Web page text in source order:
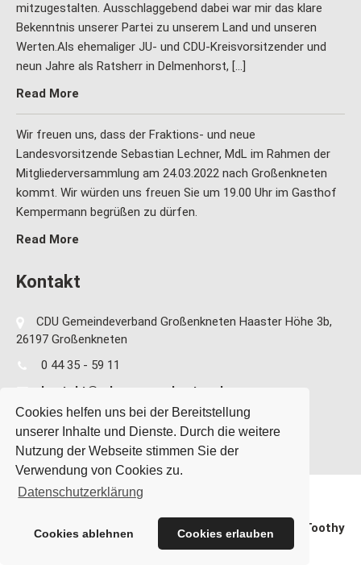
Cookies helfen uns bei der Bereitstellung
unserer Inhalte und Dienste. Durch die weitere
Nutzung der Webseite stimmen Sie der
Verwendung von Cookies zu.
Datenschutzerklärung
Cookies ablehnen Cookies erlauben
mitzugestalten. Ausschlaggebend dabei war mir das klare
Bekenntnis unserer Partei zu unserem Land und unseren
Werten.Als ehemaliger JU- und CDU-Kreisvorsitzender und
neun Jahre als Ratsherr in Delmenhorst, […]
Read More
Wir freuen uns, dass der Fraktions- und neue
Landesvorsitzende Sebastian Lechner, MdL im Rahmen der
Mitgliederversammlung am 24.03.2022 nach Großenkneten
kommt. Wir würden uns freuen Sie um 19.00 Uhr im Gasthof
Kempermann begrüßen zu dürfen.
Read More
Kontakt
CDU Gemeindeverband Großenkneten Haaster Höhe 3b,
26197 Großenkneten
0 44 35 - 59 11
kontakt@cdu-grossenkneten.de
CDU Gemeindeverband Großenkneten Theme By SKT Toothy